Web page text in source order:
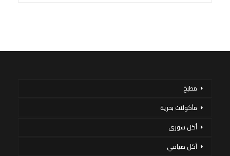
مطبخ
مأكولات بحرية
أكل سورى
أكل صيامي